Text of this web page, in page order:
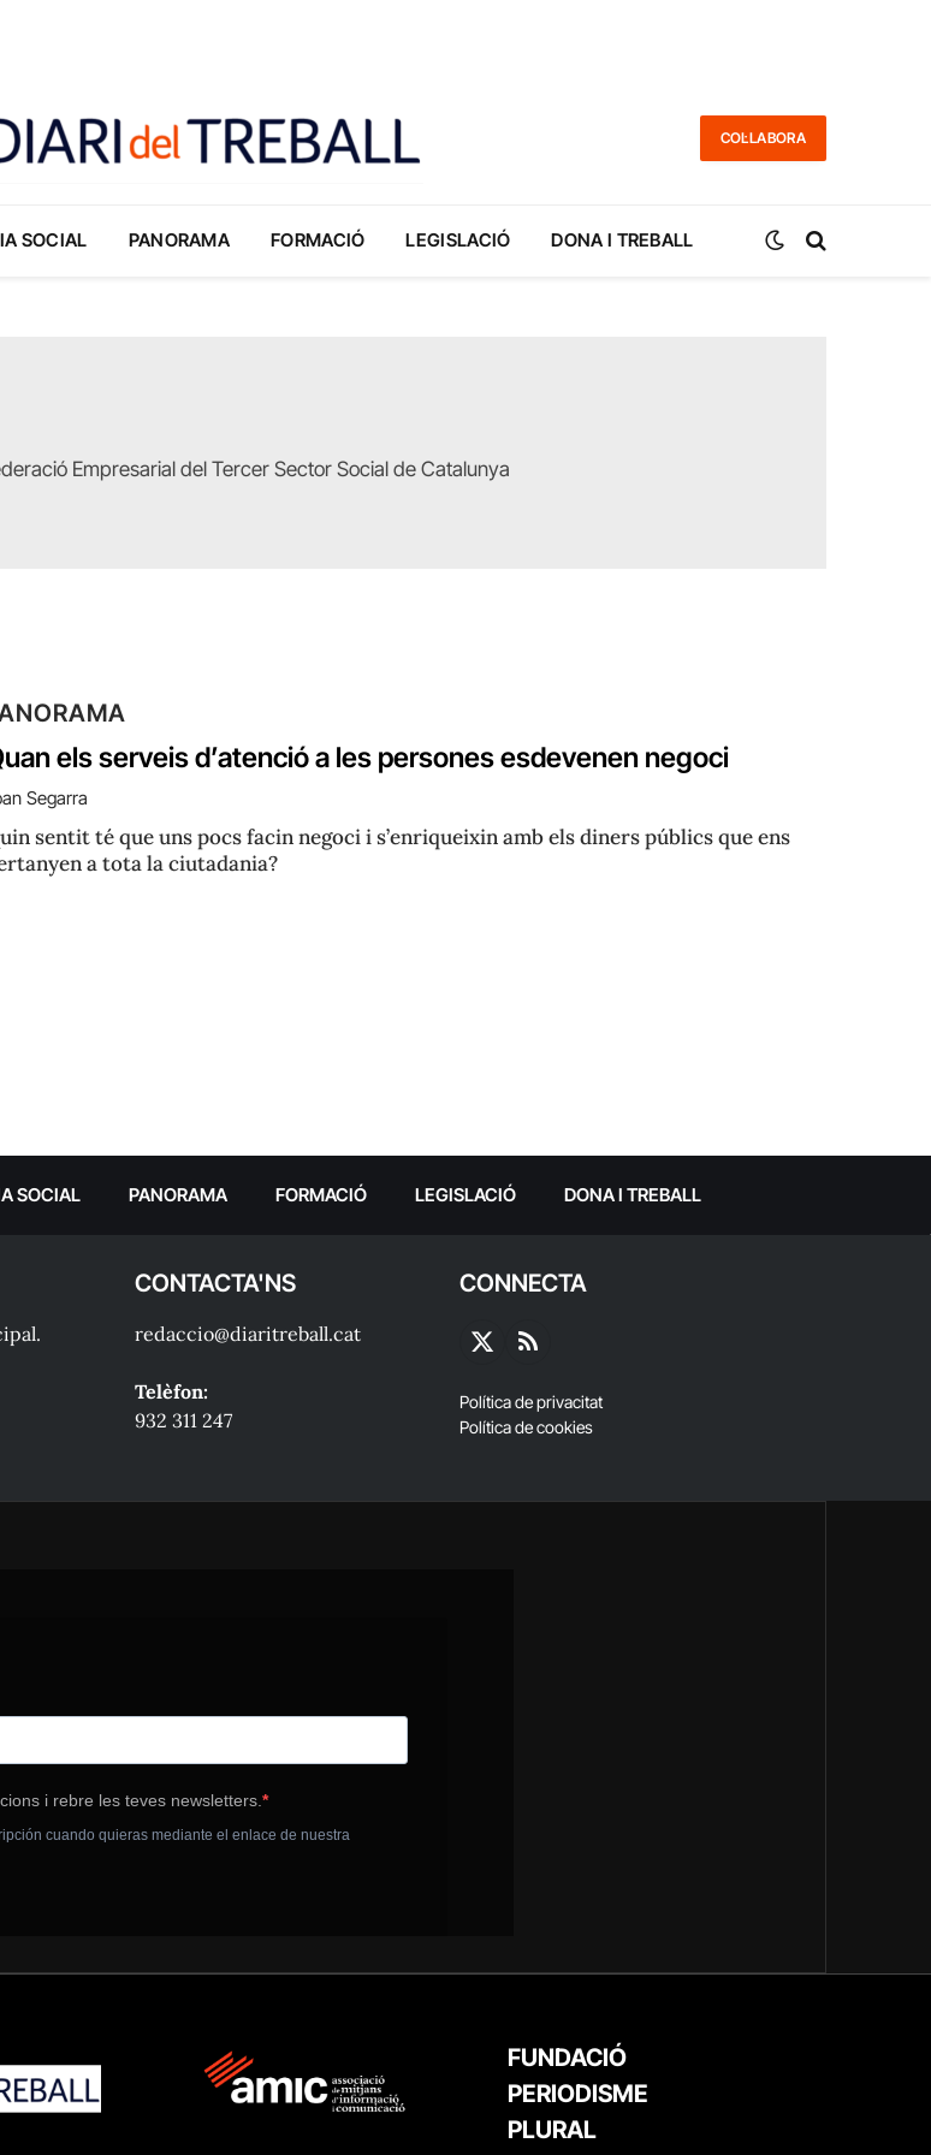
COL·LABORA
SOCIAL PANORAMA FORMACIÓ LEGISLACIÓ DONA I TREBALL
Empresarial del Tercer Sector Social de Catalunya
els serveis d’atenció a les persones esdevenen negoci
Segarra
sentit té que uns pocs facin negoci i s’enriqueixin amb els diners públics que ens
a tota la ciutadania?
SOCIAL PANORAMA FORMACIÓ LEGISLACIÓ DONA I TREBALL
CONTACTA'NS
redaccio@diaritreball.cat
Telèfon:
932 311 247
CONNECTA
X
RSS
Política de privacitat
Política de cookies
FUNDACIÓ
PERIODISME
PLURAL